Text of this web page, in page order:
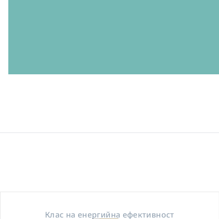
Клас на енергийна ефективност